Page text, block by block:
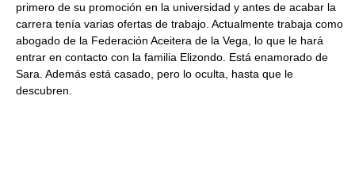
primero de su promoción en la universidad y antes de acabar la
carrera tenía varias ofertas de trabajo. Actualmente trabaja como
abogado de la Federación Aceitera de la Vega, lo que le hará
entrar en contacto con la familia Elizondo. Está enamorado de
Sara. Además está casado, pero lo oculta, hasta que le
descubren.